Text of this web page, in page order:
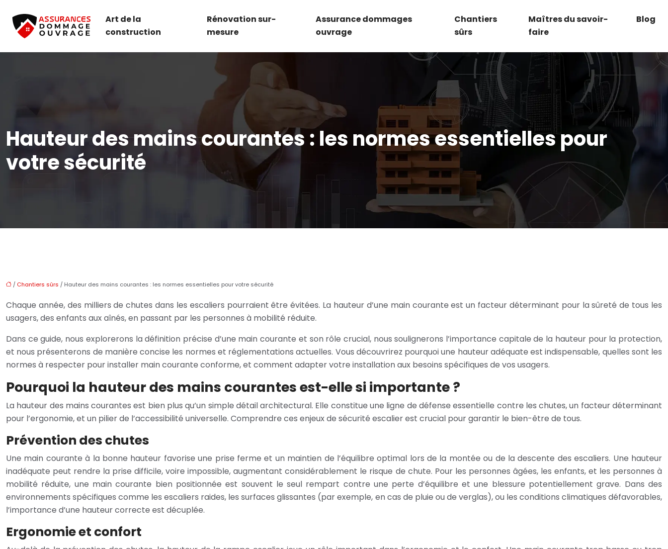
Art de la
construction
Rénovation sur-
mesure
Assurance dommages
ouvrage
Chantiers
sûrs
Maîtres du savoir-
faire
Blog
Hauteur des mains courantes : les normes essentielles pour
votre sécurité
/ Chantiers sûrs / Hauteur des mains courantes : les normes essentielles pour votre sécurité
Chaque année, des milliers de chutes dans les escaliers pourraient être évitées. La hauteur d’une main courante est un facteur déterminant pour la sûreté de tous les
usagers, des enfants aux aînés, en passant par les personnes à mobilité réduite.
Dans ce guide, nous explorerons la définition précise d’une main courante et son rôle crucial, nous soulignerons l’importance capitale de la hauteur pour la protection,
et nous présenterons de manière concise les normes et réglementations actuelles. Vous découvrirez pourquoi une hauteur adéquate est indispensable, quelles sont les
normes à respecter pour installer main courante conforme, et comment adapter votre installation aux besoins spécifiques de vos usagers.
Pourquoi la hauteur des mains courantes est-elle si importante ?
La hauteur des mains courantes est bien plus qu’un simple détail architectural. Elle constitue une ligne de défense essentielle contre les chutes, un facteur déterminant
pour l’ergonomie, et un pilier de l’accessibilité universelle. Comprendre ces enjeux de sécurité escalier est crucial pour garantir le bien-être de tous.
Prévention des chutes
Une main courante à la bonne hauteur favorise une prise ferme et un maintien de l’équilibre optimal lors de la montée ou de la descente des escaliers. Une hauteur
inadéquate peut rendre la prise difficile, voire impossible, augmentant considérablement le risque de chute. Pour les personnes âgées, les enfants, et les personnes à
mobilité réduite, une main courante bien positionnée est souvent le seul rempart contre une perte d’équilibre et une blessure potentiellement grave. Dans des
environnements spécifiques comme les escaliers raides, les surfaces glissantes (par exemple, en cas de pluie ou de verglas), ou les conditions climatiques défavorables,
l’importance d’une hauteur correcte est décuplée.
Ergonomie et confort